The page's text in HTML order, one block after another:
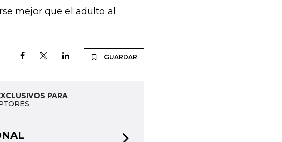
mejor que el adulto al
GUARDAR
PARA